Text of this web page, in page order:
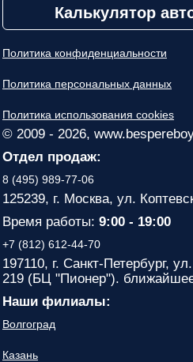
Калькулятор
Политика конфиденциальности
Политика персональных данных
Политика использования cookies
© 2009 - 2026,
Отдел продаж:
8 (495) 989-77-06
125239, г. Москва, ул.
Время работы: 9:00 - 19:00
+7 (812) 612-44-70
197110, г. Санкт-Петербург,
219 (БЦ "Пионер").
Наши филиалы:
Волгоград
Казань